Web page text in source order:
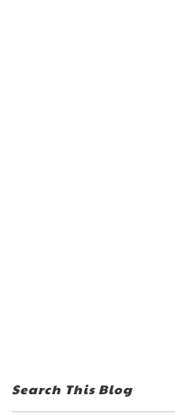
Search This Blog